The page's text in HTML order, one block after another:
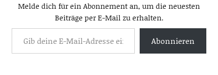
Melde dich für ein Abonnement an, um die neuesten
Beiträge per E-Mail zu erhalten.
Abonnieren